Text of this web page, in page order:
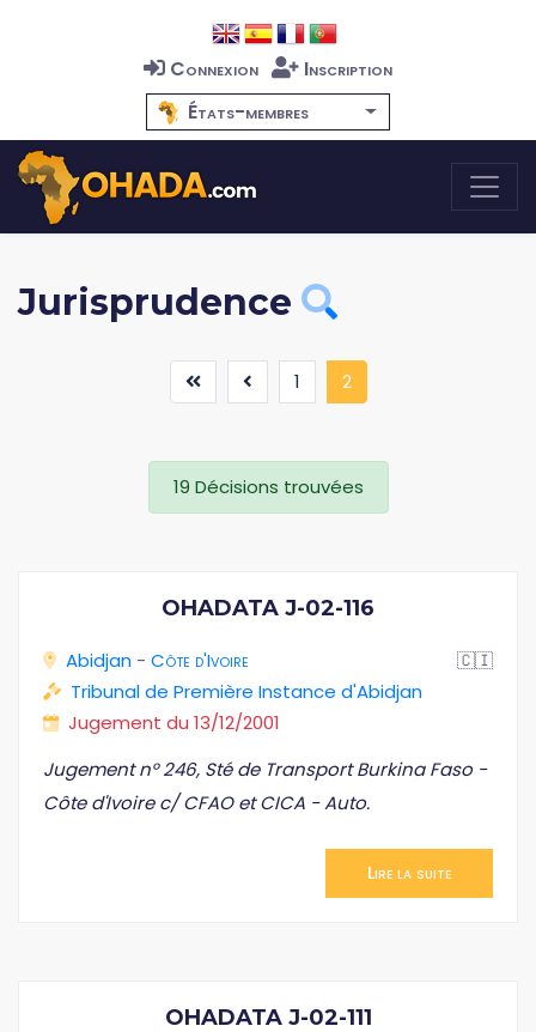
Connexion
Inscription
États-membres
Jurisprudence
1 2(current)
19 Décisions trouvées
OHADATA J-02-116
Abidjan - Côte d'Ivoire
🇨🇮
Tribunal de Première Instance d'Abidjan
Jugement du 13/12/2001
Jugement n° 246, Sté de Transport Burkina Faso -
Côte d'Ivoire c/ CFAO et CICA - Auto.
Lire la suite
OHADATA J-02-111